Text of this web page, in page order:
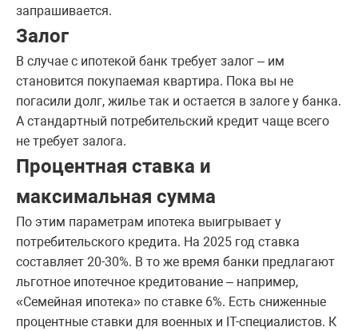
запрашивается.
Залог
В случае с ипотекой банк требует залог – им
становится покупаемая квартира. Пока вы не
погасили долг, жилье так и остается в залоге у банка.
А стандартный потребительский кредит чаще всего
не требует залога.
Процентная ставка и
максимальная сумма
По этим параметрам ипотека выигрывает у
потребительского кредита. На 2025 год ставка
составляет 20-30%. В то же время банки предлагают
льготное ипотечное кредитование – например,
«Семейная ипотека» по ставке 6%. Есть сниженные
процентные ставки для военных и IT-специалистов. К